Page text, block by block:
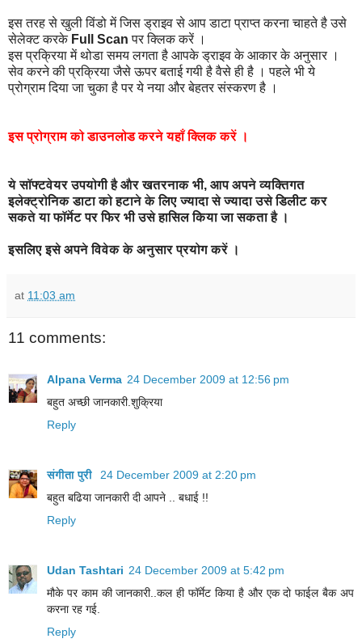
इस तरह से खुली विंडो में जिस ड्राइव से आप डाटा प्राप्त करना चाहते है उसे
सेलेक्ट करके Full Scan पर क्लिक करें ।
इस प्रक्रिया में थोडा समय लगता है आपके ड्राइव के आकार के अनुसार ।
सेव करने की प्रक्रिया जैसे ऊपर बताई गयी है वैसे ही है । पहले भी ये
प्रोग्राम दिया जा चुका है पर ये नया और बेहतर संस्करण है ।
इस प्रोग्राम को डाउनलोड करने यहाँ क्लिक करें ।
ये सॉफ्टवेयर उपयोगी है और खतरनाक भी, आप अपने व्यक्तिगत
इलेक्ट्रोनिक डाटा को हटाने के लिए ज्यादा से ज्यादा उसे डिलीट कर
सकते या फॉर्मेट पर फिर भी उसे हासिल किया जा सकता है।
इसलिए इसे अपने विवेक के अनुसार प्रयोग करें ।
at 11:03 am
11 comments:
Alpana Verma 24 December 2009 at 12:56 pm
बहुत अच्‍छी जानकारी.शुक्रिया
Reply
संगीता पुरी
24 December 2009 at 2:20 pm
बहुत बढिया जानकारी दी आपने .. बधाई !!
Reply
Udan Tashtari 24 December 2009 at 5:42 pm
मौके पर काम की जानकारी..कल ही फॉर्मेट किया है और एक दो फाईल बैक अप
करना रह गई.
Reply